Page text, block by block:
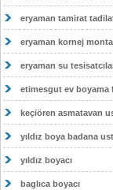
eryaman tamirat
eryaman kornej
eryaman su
etimesgut ev boyama
keçiören asmatavan
yıldız boya badana
yıldız boyacı
baglıca boyacı